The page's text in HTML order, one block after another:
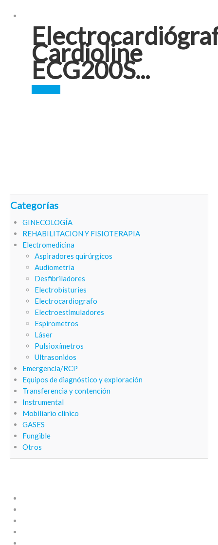
Cardioline
ECG200S...
Categorías
GINECOLOGÍA
REHABILITACION Y FISIOTERAPIA
Electromedicina
Aspiradores quirúrgicos
Audiometría
Desfibriladores
Electrobisturies
Electrocardiografo
Electroestimuladores
Espirometros
Láser
Pulsioxímetros
Ultrasonidos
Emergencia/RCP
Equipos de diagnóstico y exploración
Transferencia y contención
Instrumental
Mobiliario clínico
GASES
Fungible
Otros